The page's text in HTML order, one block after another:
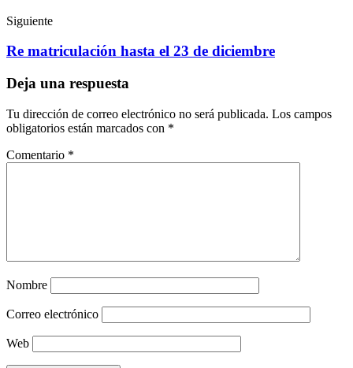
Siguiente
Re matriculación hasta el 23 de diciembre
Deja una respuesta
Tu dirección de correo electrónico no será publicada. Los campos
obligatorios están marcados con *
Comentario *
Nombre
Correo electrónico
Web